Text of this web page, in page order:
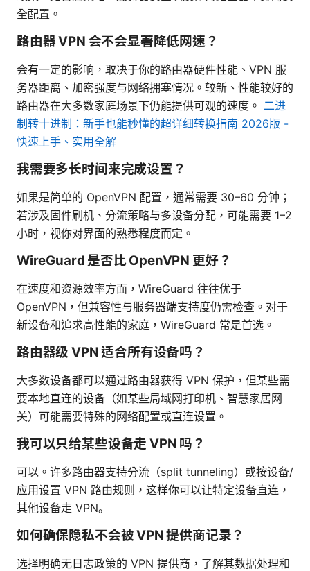
全配置。
路由器 VPN 会不会显著降低网速？
会有一定的影响，取决于你的路由器硬件性能、VPN 服
务器距离、加密强度与网络拥塞情况。较新、性能较好的
路由器在大多数家庭场景下仍能提供可观的速度。 二进
制转十进制：新手也能秒懂的超详细转换指南 2026版 -
快速上手、实用全解
我需要多长时间来完成设置？
如果是简单的 OpenVPN 配置，通常需要 30–60 分钟；
若涉及固件刷机、分流策略与多设备分配，可能需要 1–2
小时，视你对界面的熟悉程度而定。
WireGuard 是否比 OpenVPN 更好？
在速度和资源效率方面，WireGuard 往往优于
OpenVPN，但兼容性与服务器端支持度仍需检查。对于
新设备和追求高性能的家庭，WireGuard 常是首选。
路由器级 VPN 适合所有设备吗？
大多数设备都可以通过路由器获得 VPN 保护，但某些需
要本地直连的设备（如某些局域网打印机、智慧家居网
关）可能需要特殊的网络配置或直连设置。
我可以只给某些设备走 VPN 吗？
可以。许多路由器支持分流（split tunneling）或按设备/
应用设置 VPN 路由规则，这样你可以让特定设备直连，
其他设备走 VPN。
如何确保隐私不会被 VPN 提供商记录？
选择明确无日志政策的 VPN 提供商，了解其数据处理和